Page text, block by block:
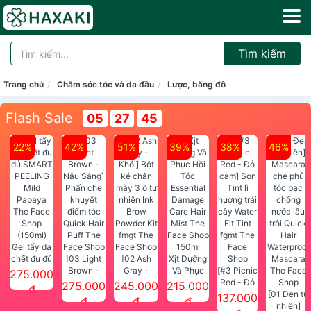
Tìm kiếm
Trang chủ Chăm sóc tóc và da đầu Lược, băng đô
Flash Sale 05 27 45
22%
Gel tẩy da
chết đu đủ
SMART
PEELING
275.000
đ
42%
[03 Light
Brown -
Nâu Sáng]
Phấn che
275.000
đ
51%
[02 Ash
Gray -
Khói] Bột
kẻ chân
245.000
đ
39%
Xịt Dưỡng
Và Phục
Hồi Tóc
Essential
215.000
đ
38%
[#3 Picnic
Red - Đỏ
cam] Son
137.000
46%
[01 Đen tự
nhiên]